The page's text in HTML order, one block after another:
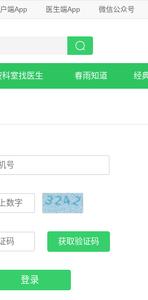
端App 医生端App 微信公众号
科室找医生 春雨知道 经
获取验证码
登录